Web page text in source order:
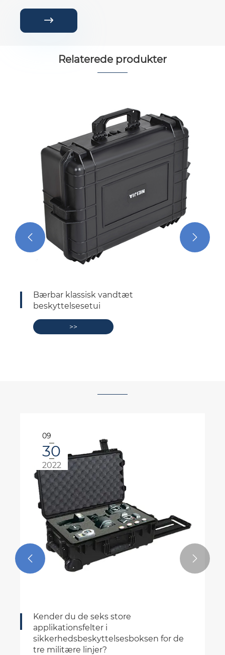

Relaterede produkter
Bærbar klassisk vandtæt
beskyttelsesetui
>>
 
09
30
2022
Kender du de seks store
applikationsfelter i
sikkerhedsbeskyttelsesboksen for de
tre militære linjer?
 